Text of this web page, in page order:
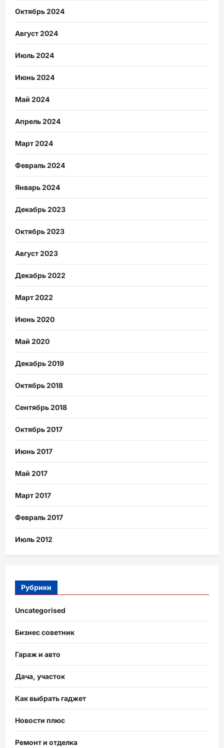
Октябрь 2024
Август 2024
Июль 2024
Июнь 2024
Май 2024
Апрель 2024
Март 2024
Февраль 2024
Январь 2024
Декабрь 2023
Октябрь 2023
Август 2023
Декабрь 2022
Март 2022
Июнь 2020
Май 2020
Декабрь 2019
Октябрь 2018
Сентябрь 2018
Октябрь 2017
Июнь 2017
Май 2017
Март 2017
Февраль 2017
Июль 2012
Рубрики
Uncategorised
Бизнес советник
Гараж и авто
Дача, участок
Как выбрать гаджет
Новости плюс
Ремонт и отделка